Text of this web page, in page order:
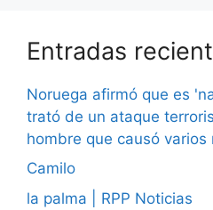
Entradas
Noruega afirmó que es
trató de un ataque
hombre que causó varios
Camilo
la palma | RPP Noticias